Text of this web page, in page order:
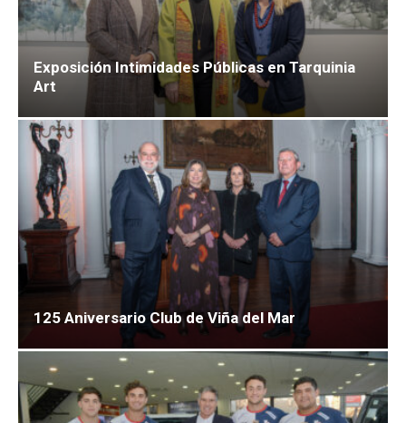
Exposición Intimidades Públicas en Tarquinia
Art
125 Aniversario Club de Viña del Mar